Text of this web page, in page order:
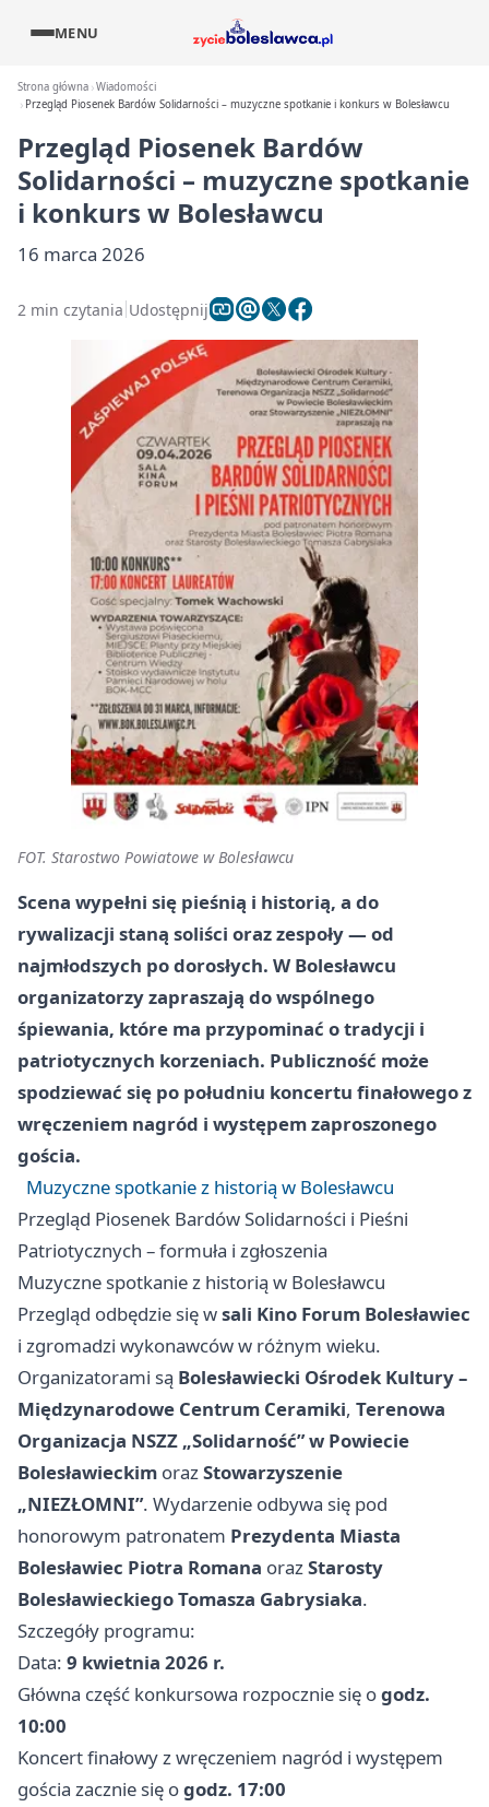
MENU
Strona główna Wiadomości
Przegląd Piosenek Bardów Solidarności – muzyczne spotkanie i konkurs w Bolesławcu
Przegląd Piosenek Bardów
Solidarności – muzyczne spotkanie
i konkurs w Bolesławcu
16 marca 2026
2 min czytania Udostępnij
FOT. Starostwo Powiatowe w Bolesławcu
Scena wypełni się pieśnią i historią, a do
rywalizacji staną soliści oraz zespoły — od
najmłodszych po dorosłych. W Bolesławcu
organizatorzy zapraszają do wspólnego
śpiewania, które ma przypominać o tradycji i
patriotycznych korzeniach. Publiczność może
spodziewać się po południu koncertu finałowego z
wręczeniem nagród i występem zaproszonego
gościa.
Muzyczne spotkanie z historią w Bolesławcu
Przegląd Piosenek Bardów Solidarności i Pieśni
Patriotycznych – formuła i zgłoszenia
Muzyczne spotkanie z historią w Bolesławcu
Przegląd odbędzie się wsali Kino Forum Bolesławiec
i zgromadzi wykonawców w różnym wieku.
Organizatorami są Bolesławiecki Ośrodek Kultury –
Międzynarodowe Centrum Ceramiki, Terenowa
Organizacja NSZZ „Solidarność” w Powiecie
Bolesławieckim orazStowarzyszenie
„NIEZŁOMNI”. Wydarzenie odbywa się pod
honorowym patronatem Prezydenta Miasta
Bolesławiec Piotra Romana orazStarosty
Bolesławieckiego Tomasza Gabrysiaka.
Szczegóły programu:
Data: 9 kwietnia 2026 r.
Główna część konkursowa rozpocznie się ogodz.
10:00
Koncert finałowy z wręczeniem nagród i występem
gościa zacznie się ogodz. 17:00